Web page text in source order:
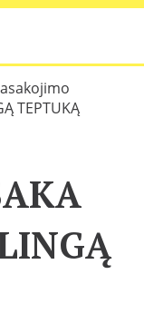
TEPTUKĄ